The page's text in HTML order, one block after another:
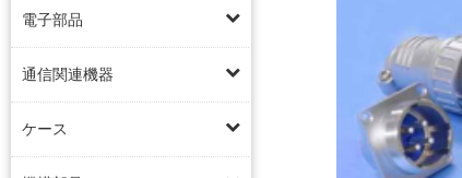
電子部品
通信関連機器
ケース